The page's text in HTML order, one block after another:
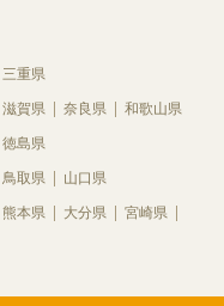
三重県
滋賀県 奈良県 和歌山県
徳島県
鳥取県 山口県
熊本県 大分県
宮崎県